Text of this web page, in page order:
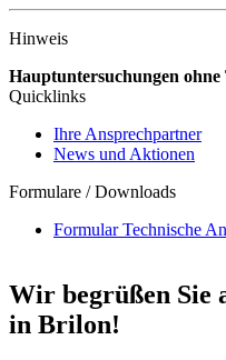
Hinweis
Hauptuntersuchungen ohne
Quicklinks
Ihre Ansprechpartner
News und Aktionen
Formulare / Downloads
Formular Technische
Wir begrüßen Sie
in Brilon!